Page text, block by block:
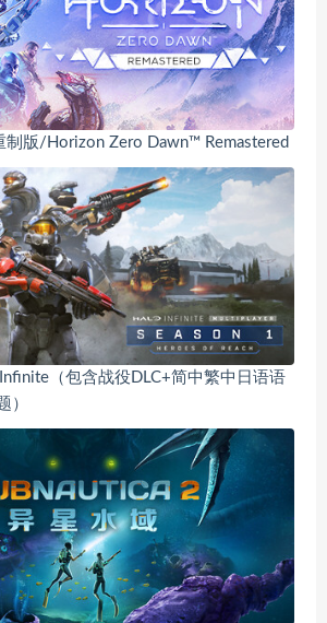
制版/Horizon Zero Dawn™ Remastered
（包含战役DLC+简中繁中日语语
）